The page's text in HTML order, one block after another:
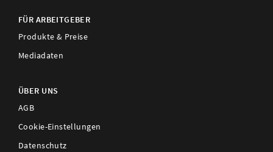
FÜR ARBEITGEBER
Produkte & Preise
Mediadaten
ÜBER UNS
AGB
Cookie-Einstellungen
Datenschutz